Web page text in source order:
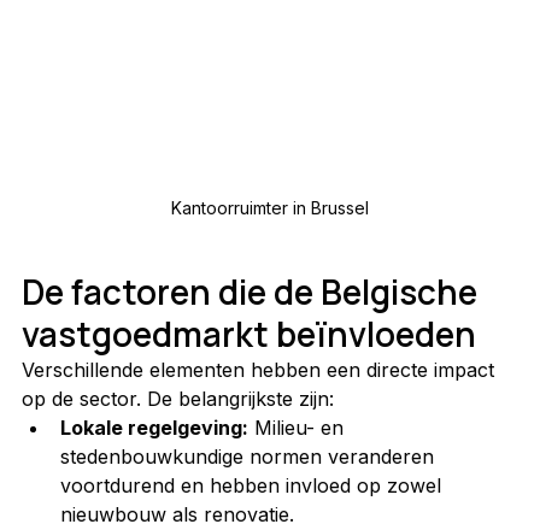
Kantoorruimter in Brussel
De factoren die de Belgische
vastgoedmarkt beïnvloeden
Verschillende elementen hebben een directe impact
op de sector. De belangrijkste zijn:
Lokale regelgeving: Milieu- en
stedenbouwkundige normen veranderen
voortdurend en hebben invloed op zowel
nieuwbouw als renovatie.